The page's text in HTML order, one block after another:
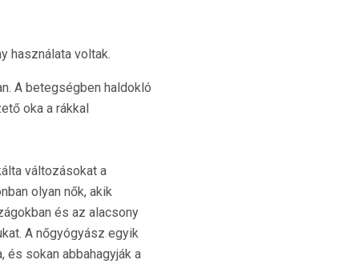
használata voltak.
A betegségben haldokló
oka a rákkal
változásokat a
olyan nők, akik
és az alacsony
A nőgyógyász egyik
és sokan abbahagyják a